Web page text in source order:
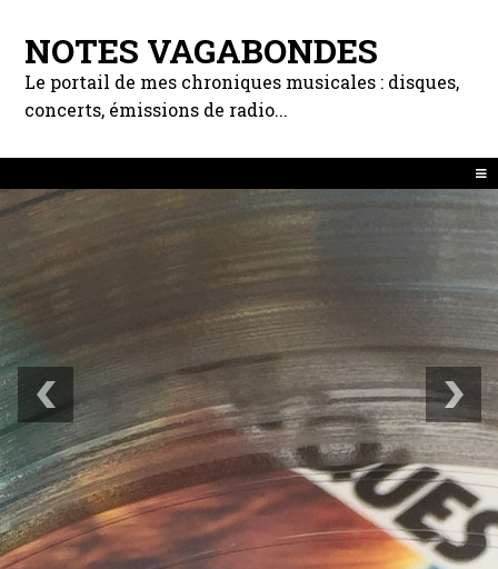
NOTES VAGABONDES
Le portail de mes chroniques musicales : disques,
concerts, émissions de radio...